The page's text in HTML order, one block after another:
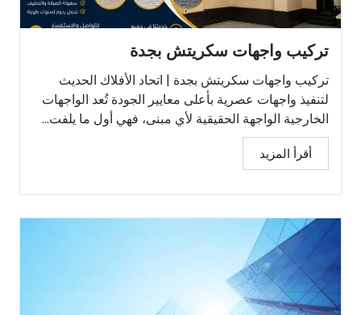
تركيب واجهات سكريتش بجدة
تركيب واجهات سكريتش بجدة | اتحاد الأفلاك الحديث
لتنفيذ واجهات عصرية بأعلى معايير الجودة تُعد الواجهات
الخارجية الواجهة الحقيقية لأي مبنى، فهي أول ما يلفت...
أقرأ المزيد